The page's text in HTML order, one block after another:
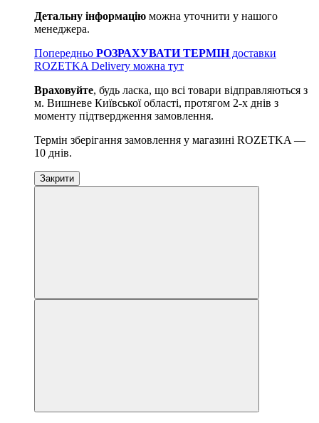
Детальну інформацію можна уточнити у нашого
менеджера.
Попередньо РОЗРАХУВАТИ ТЕРМІНдоставки
ROZETKA Delivery можна тут
Враховуйте, будь ласка, що всі товари відправляються з
м. Вишневе Київської області, протягом 2-х днів з
моменту підтвердження замовлення.
Термін зберігання замовлення у магазині ROZETKA —
10 днів.
Закрити